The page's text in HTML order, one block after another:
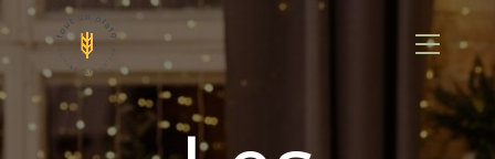
Panneau de gestion des cookies